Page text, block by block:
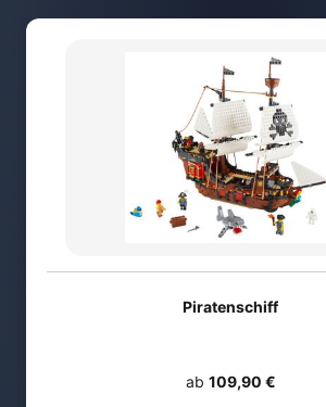
Piratenschiff
ab 109,90 €